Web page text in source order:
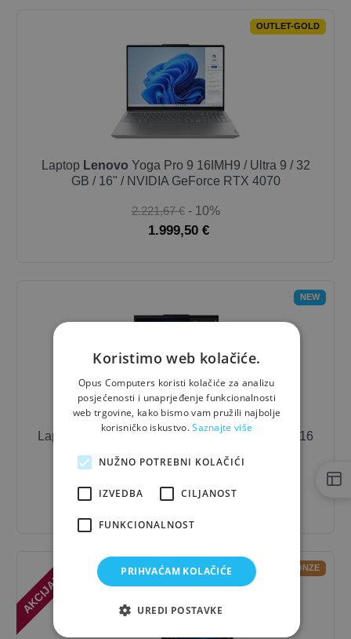
OUTLET-GOLD
Laptop Lenovo Yoga Pro 9 16IMH9 / Ultra 9 / 32
GB / 16" / NVIDIA GeForce RTX 4070
2.221,67 € - 10%
1.999,50 €
NEW
Laptop
ThinkPad T14 Gen 6 / Ultra 7 / 16
1.917,00 €
AKCIJA! -10% OUTLET-BRONZE
Koristimo web kolačiće.
Opus Computers koristi kolačiće za analizu
posjećenosti i unaprjeđenje funkcionalnosti
web trgovine, kako bismo vam pružili najbolje
korisničko iskustvo.Saznajte više
NUŽNO POTREBNI KOLAČIĆI
IZVEDBA CILJANOST
FUNKCIONALNOST
PRIHVAĆAM KOLAČIĆE
UREDI POSTAVKE